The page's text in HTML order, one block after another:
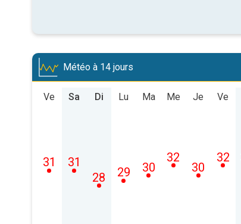
Météo à 14 jours
Ve
31
Sa
31
Di
28
Lu
29
Ma
30
Me
32
Je
30
Ve
32